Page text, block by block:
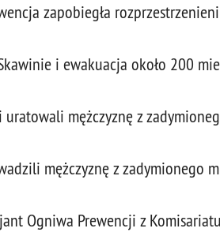
zapobiegła
i ewakuacja około 200
mężczyznę z
mężczyznę z zadymionego
Ogniwa Prewencji z